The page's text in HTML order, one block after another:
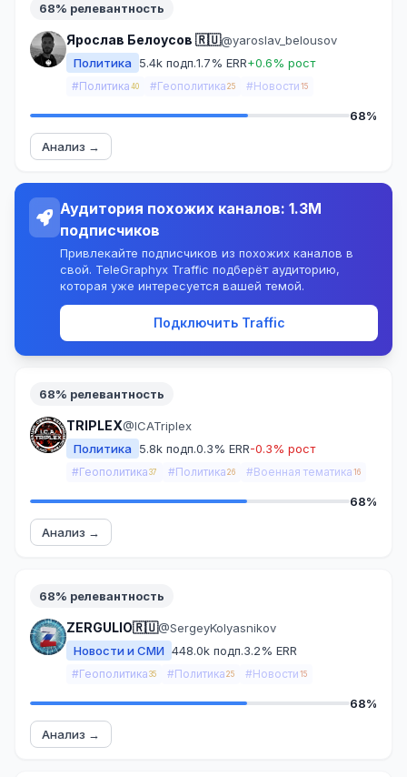
68% релевантность
Ярослав Белоусов 🇷🇺@yaroslav_belousov
Политика
5.4k подп.1.7% ERR+0.6% рост
#Политика 40 #Геополитика 25 #Новости 15
68%
Анализ →
Аудитория похожих каналов: 1.3M
подписчиков
Привлекайте подписчиков из похожих каналов в
свой. TeleGraphyx Traffic подберёт аудиторию,
которая уже интересуется вашей темой.
Подключить Traffic
68% релевантность
TRIPLEX@ICATriplex
Политика
5.8k подп.0.3% ERR-0.3% рост
#Геополитика 37 #Политика 26 #Военная тематика 16
68%
Анализ →
68% релевантность
ZERGULIO🇷🇺@SergeyKolyasnikov
Новости и СМИ 448.0k подп.3.2% ERR
#Геополитика 35 #Политика 25 #Новости 15
68%
Анализ →